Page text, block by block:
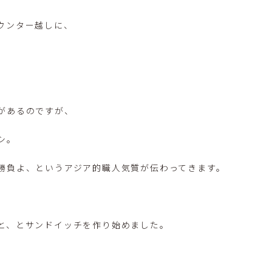
ター越しに、
るのですが、
よ、というアジア的職人気質が伝わってきます。
とサンドイッチを作り始めました。